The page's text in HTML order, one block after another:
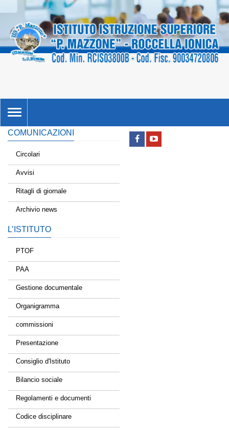
TOGGLE
NAVIGATION
COMUNICAZIONI
Circolari
Avvisi
Ritagli di giornale
Archivio news
L’ISTITUTO
PTOF
PAA
Gestione documentale
Organigramma
commissioni
Presentazione
Consiglio d'Istituto
Bilancio sociale
Regolamenti e documenti
Codice disciplinare